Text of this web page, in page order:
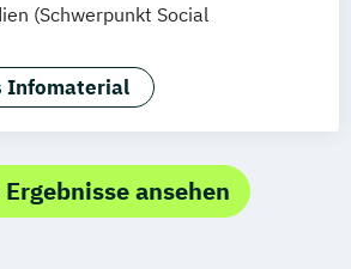
Dortmund
(Schwerpunkt Social
Infomaterial
ansehen